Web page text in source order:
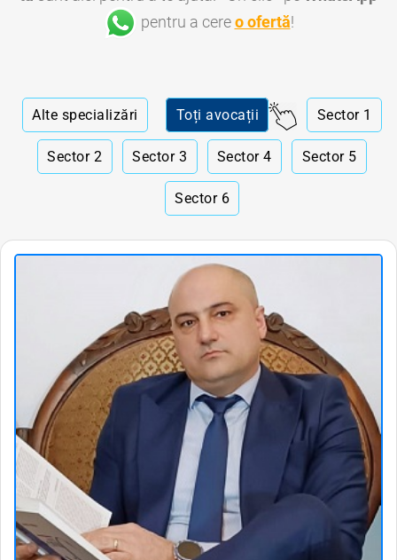
pentru a cereo ofertă!
Alte specializări Toți avocații Sector 1
Sector 2 Sector 3 Sector 4 Sector 5
Sector 6